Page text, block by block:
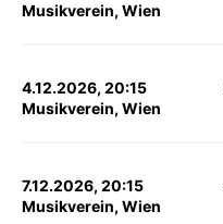
Musikverein, Wien
4.12.2026, 20:15
Musikverein, Wien
7.12.2026, 20:15
Musikverein, Wien